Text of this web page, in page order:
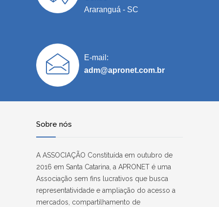
Araranguá - SC
E-mail:
adm@apronet.com.br
Sobre nós
A ASSOCIAÇÃO Constituída em outubro de
2016 em Santa Catarina, a APRONET é uma
Associação sem fins lucrativos que busca
representatividade e ampliação do acesso a
mercados, compartilhamento de